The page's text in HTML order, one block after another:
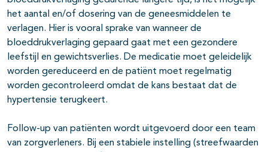
het aantal en/of dosering van de geneesmiddelen te
verlagen. Hier is vooral sprake van wanneer de
bloeddrukverlaging gepaard gaat met een gezondere
leefstijl en gewichtsverlies. De medicatie moet geleidelijk
worden gereduceerd en de patiënt moet regelmatig
worden gecontroleerd omdat de kans bestaat dat de
hypertensie terugkeert.
Follow-up van patiënten wordt uitgevoerd door een team
van zorgverleners. Bij een stabiele instelling (streefwaarden